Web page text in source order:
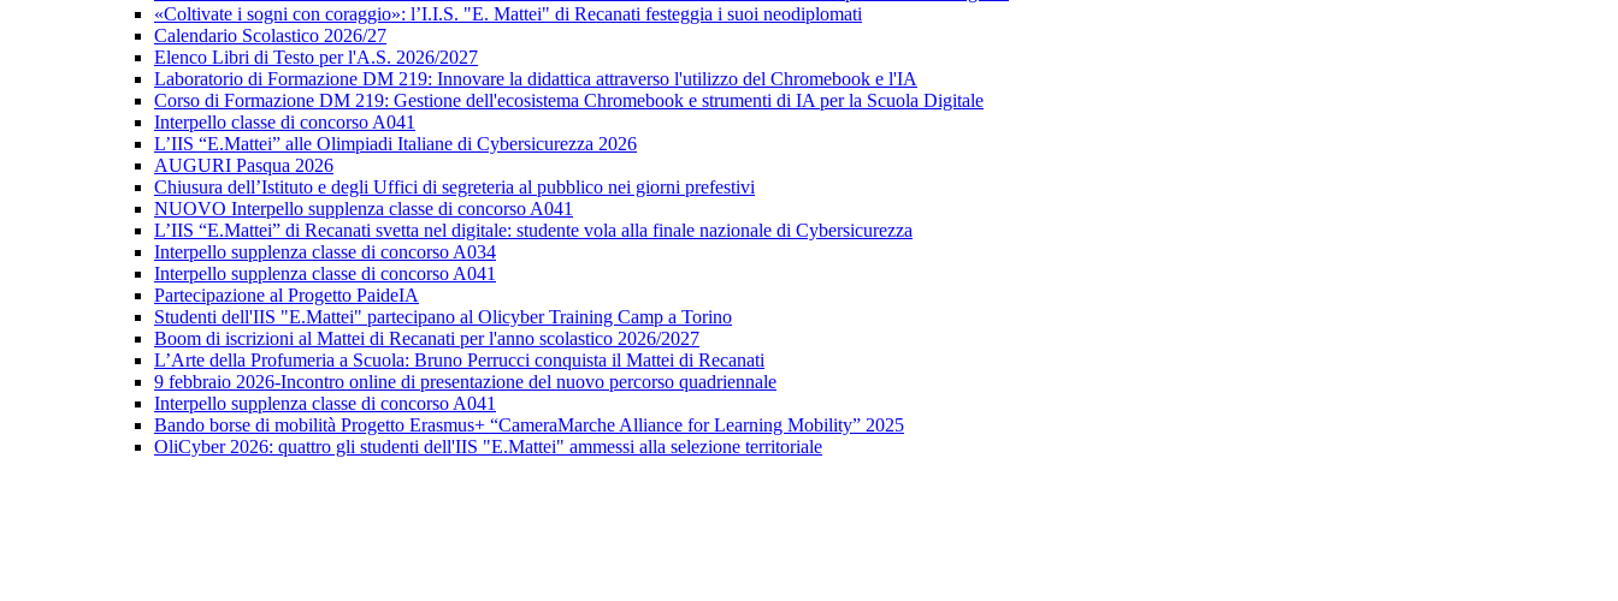
«Coltivate i sogni con coraggio»: l’I.I.S. "E. Mattei" di Recanati festeggia i suoi neodiplomati
Calendario Scolastico 2026/27
Elenco Libri di Testo per l'A.S. 2026/2027
Laboratorio di Formazione DM 219: Innovare la didattica attraverso l'utilizzo del Chromebook e l'IA
Corso di Formazione DM 219: Gestione dell'ecosistema Chromebook e strumenti di IA per la Scuola Digitale
Interpello classe di concorso A041
L’IIS “E.Mattei” alle Olimpiadi Italiane di Cybersicurezza 2026
AUGURI Pasqua 2026
Chiusura dell’Istituto e degli Uffici di segreteria al pubblico nei giorni prefestivi
NUOVO Interpello supplenza classe di concorso A041
L’IIS “E.Mattei” di Recanati svetta nel digitale: studente vola alla finale nazionale di Cybersicurezza
Interpello supplenza classe di concorso A034
Interpello supplenza classe di concorso A041
Partecipazione al Progetto PaideIA
Studenti dell'IIS "E.Mattei" partecipano al Olicyber Training Camp a Torino
Boom di iscrizioni al Mattei di Recanati per l'anno scolastico 2026/2027
L’Arte della Profumeria a Scuola: Bruno Perrucci conquista il Mattei di Recanati
9 febbraio 2026-Incontro online di presentazione del nuovo percorso quadriennale
Interpello supplenza classe di concorso A041
Bando borse di mobilità Progetto Erasmus+ “CameraMarche Alliance for Learning Mobility” 2025
OliCyber 2026: quattro gli studenti dell'IIS "E.Mattei" ammessi alla selezione territoriale